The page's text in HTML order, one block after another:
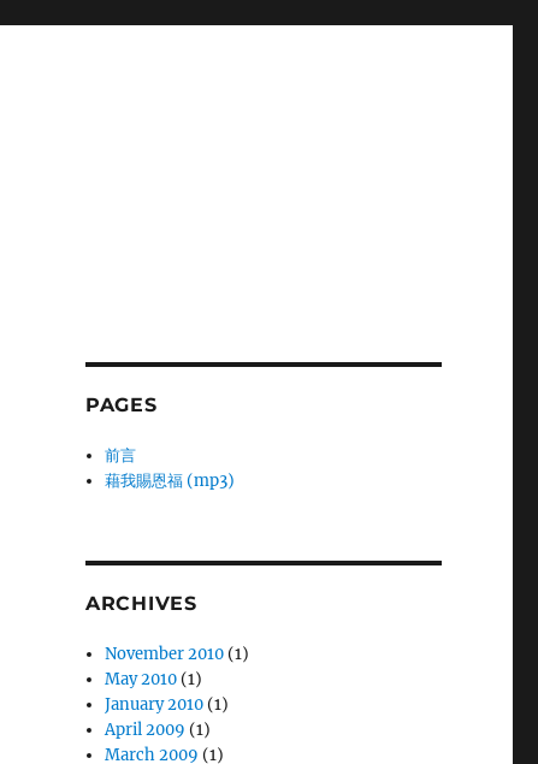
PAGES
前言
藉我賜恩福 (mp3)
ARCHIVES
November 2010 (1)
May 2010 (1)
January 2010 (1)
April 2009 (1)
March 2009 (1)